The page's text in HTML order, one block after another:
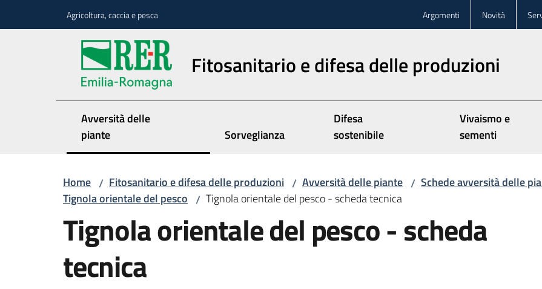
Agricoltura, caccia e pesca Argomenti Novità
Fitosanitario e difesa delle produzioni
Avversità delle
piante
Sorveglianza
Difesa
sostenibile
Vivaismo e
sementi
Home / Fitosanitario e difesa delle produzioni / Avversità delle piante / Schede avversità delle
Tignola orientale del pesco / Tignola orientale del pesco - scheda tecnica
Tignola orientale del pesco - scheda
tecnica